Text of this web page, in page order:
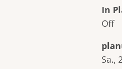
In
Off
Sa.,